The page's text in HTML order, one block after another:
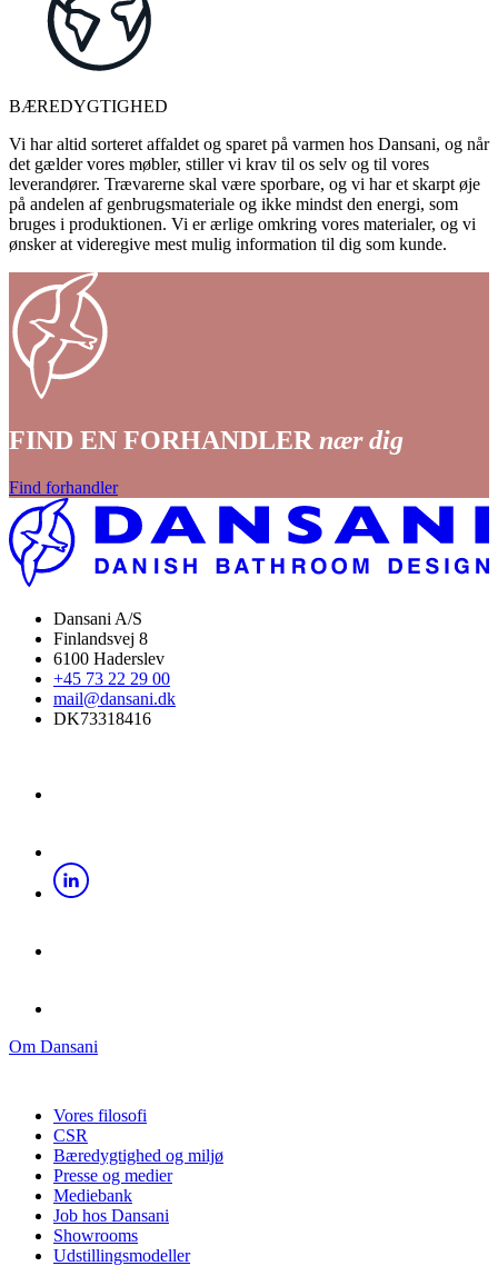
BÆREDYGTIGHED
Vi har altid sorteret affaldet og sparet på varmen hos Dansani, og når
det gælder vores møbler, stiller vi krav til os selv og til vores
leverandører. Trævarerne skal være sporbare, og vi har et skarpt øje
på andelen af genbrugsmateriale og ikke mindst den energi, som
bruges i produktionen. Vi er ærlige omkring vores materialer, og vi
ønsker at videregive mest mulig information til dig som kunde.
FIND EN FORHANDLER nær dig
Find forhandler
Dansani A/S
Finlandsvej 8
6100 Haderslev
+45 73 22 29 00
mail@dansani.dk
DK73318416
Om Dansani
Vores filosofi
CSR
Bæredygtighed og miljø
Presse og medier
Mediebank
Job hos Dansani
Showrooms
Udstillingsmodeller